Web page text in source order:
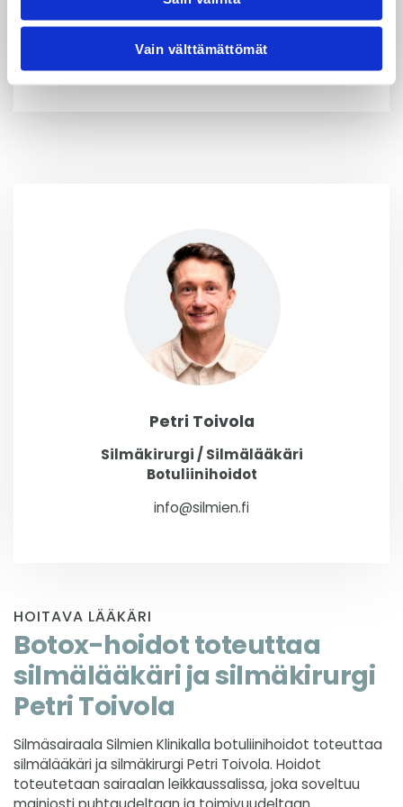
Vain välttämättömät
● Sivuvaikutukset ovat yleensä vähäisiä, kun hoito
Petri Toivola
Silmäkirurgi / Silmälääkäri
Botuliinihoidot
info@silmien.fi
HOITAVA LÄÄKÄRI
Botox-hoidot toteuttaa
silmälääkäri ja silmäkirurgi
Petri Toivola
Silmäsairaala Silmien Klinikalla botuliinihoidot toteuttaa
silmälääkäri ja silmäkirurgi Petri Toivola. Hoidot
toteutetaan sairaalan leikkaussalissa, joka soveltuu